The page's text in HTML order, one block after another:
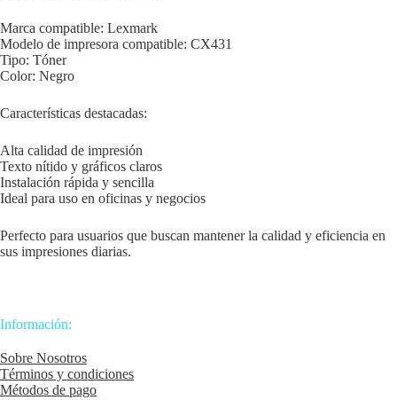
Marca compatible: Lexmark
Modelo de impresora compatible: CX431
Tipo: Tóner
Color: Negro
Características destacadas:
Alta calidad de impresión
Texto nítido y gráficos claros
Instalación rápida y sencilla
Ideal para uso en oficinas y negocios
Perfecto para usuarios que buscan mantener la calidad y eficiencia en
sus impresiones diarias.
Información:
Sobre Nosotros
Términos y condiciones
Métodos de pago